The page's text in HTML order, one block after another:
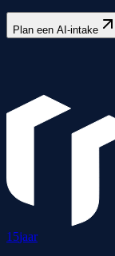
Plan een AI-intake
15jaar